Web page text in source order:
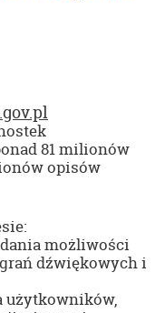
81 milionów
opisów
możliwości
dźwiękowych i
użytkowników,